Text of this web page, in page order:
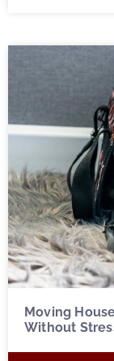
Moving
Without